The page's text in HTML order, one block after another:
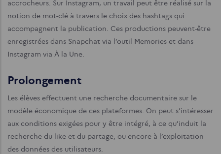
accrocheurs. Sur Instagram, un travail peut être réalisé sur la
notion de mot-clé à travers le choix des hashtags qui
accompagnent la publication. Ces productions peuvent-être
enregistrées dans Snapchat via l’outil Memories et dans
Instagram via À la Une.
Prolongement
Les élèves effectuent une recherche documentaire sur le
modèle économique de ces plateformes. On peut s’intéresser
aux conditions exigées pour y être intégré, à ce qu’induit la
recherche du like et du partage, ou encore à l’exploitation
des données des utilisateurs.